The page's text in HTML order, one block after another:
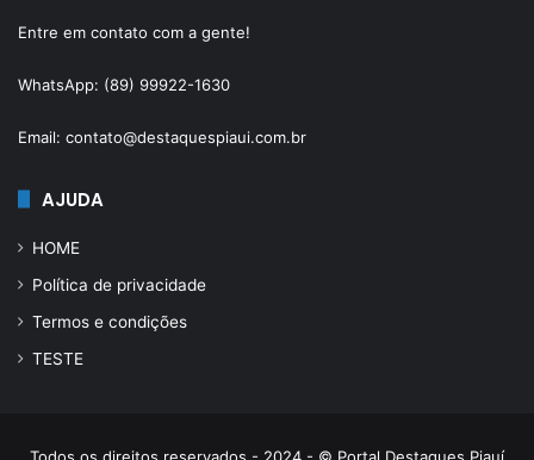
Entre em contato com a gente!
WhatsApp: (89) 99922-1630
Email: contato@destaquespiaui.com.br
AJUDA
HOME
Política de privacidade
Termos e condições
TESTE
Todos os direitos reservados - 2024 - © Portal Destaques Piauí